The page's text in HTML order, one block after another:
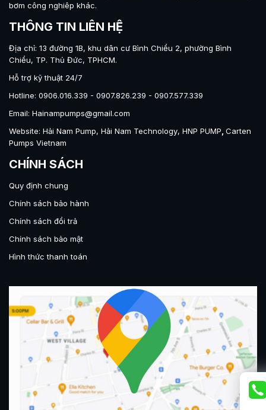
bơm công nghiêp khác.
THÔNG TIN LIÊN HỆ
Địa chỉ: 13 đường 1B, khu dân cư Bình Chiểu 2, phường Bình
Chiểu, TP. Thủ Đức, TPHCM.
Hỗ trợ kỹ thuật 24/7
Hotline: 0906.016.339 - 0907.826.239 - 0907.577.339
Email: Hainampumps@gmail.com
Website: Hải Nam Pump, Hải Nam Technology, HNP PUMP, Carten
Pumps Vietnam
CHÍNH SÁCH
Quy định chung
Chính sách bảo hành
Chính sách đổi trả
Chính sách bảo mật
Hình thức thanh toán